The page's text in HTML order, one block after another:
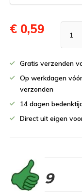
€ 0,59
Gratis verzenden
Op werkdagen
verzonden
14 dagen
Direct uit eigen
9